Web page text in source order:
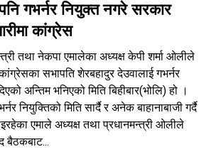
गभर्नर नियुक्त नगरे सरकार
कांग्रेस
तथा नेकपा एमालेका अध्यक्ष केपी शर्मा ओलीले
सभापति शेरबहादुर देउवालाई गभर्नर
अन्तिम भनिएको मिति बिहीबार(भोलि) हो ।
नियुक्तिको मिति सार्दै र अनेक बाहानाबाजी गर्दै
एमाले अध्यक्ष तथा प्रधानमन्त्री ओलीले
बैठकबाट...